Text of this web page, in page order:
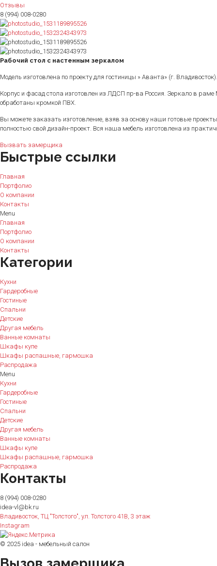
Отзывы
8 (994) 008-0280
Рабочий стол с настенным зеркалом
Модель изготовлена по проекту для гостиницы » Аванта» (г. Владивосток).
Корпус и фасад стола изготовлен из ЛДСП пр-ва Россия. Зеркало в
обработаны кромкой ПВХ.
Вы можете заказать изготовление, взяв за основу наши готовые
полностью свой дизайн-проект. Вся наша мебель изготовлена из
Вызвать замерщика
Быстрые ссылки
Главная
Портфолио
О компании
Контакты
Menu
Главная
Портфолио
О компании
Контакты
Категории
Кухни
Гардеробные
Гостиные
Спальни
Детские
Другая мебель
Ванные комнаты
Шкафы купе
Шкафы распашные, гармошка
Распродажа
Menu
Кухни
Гардеробные
Гостиные
Спальни
Детские
Другая мебель
Ванные комнаты
Шкафы купе
Шкафы распашные, гармошка
Распродажа
Контакты
8 (994) 008-0280
idea-vl@bk.ru
Владивосток, ТЦ "Толстого", ул. Толстого 41В, 3 этаж
Instagram
© 2025 idea - мебельный салон